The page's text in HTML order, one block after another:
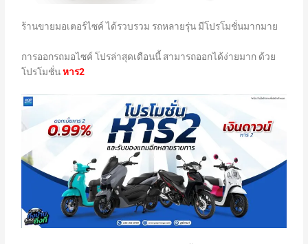
ร้านขายมอเตอร์ไซค์ ได้รวบรวม รถหลายรุ่น มีโปรโมชั่นมากมาย
การออกรถมอไซค์ โปรล่าสุดเดือนนี้ สามารถออกได้ง่ายมาก ด้วย
โปรโมชั่นหาร2